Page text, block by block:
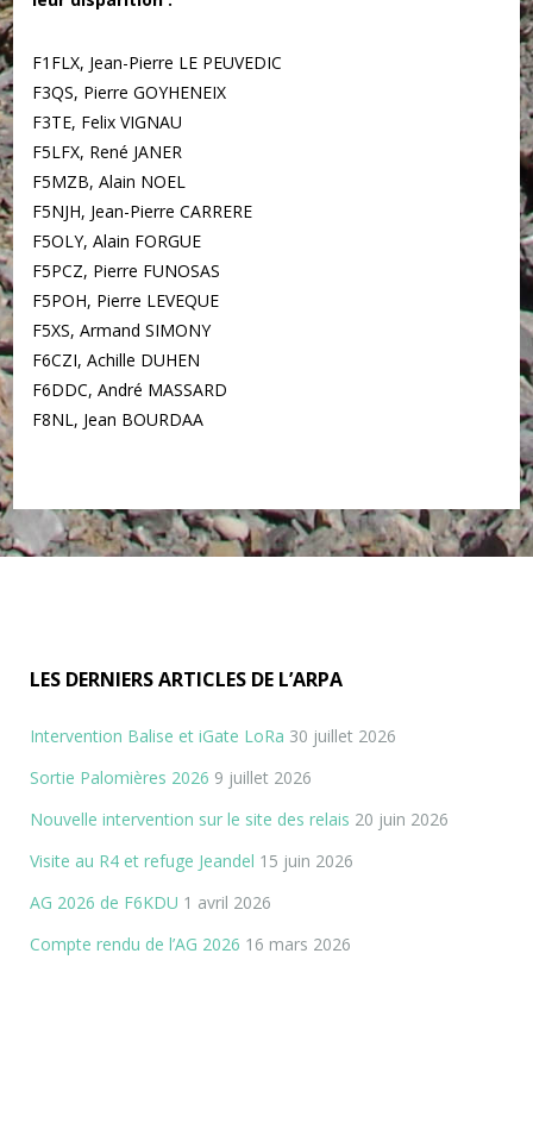
F1FLX, Jean-Pierre LE PEUVEDIC
F3QS, Pierre GOYHENEIX
F3TE, Felix VIGNAU
F5LFX, René JANER
F5MZB, Alain NOEL
F5NJH, Jean-Pierre CARRERE
F5OLY, Alain FORGUE
F5PCZ, Pierre FUNOSAS
F5POH, Pierre LEVEQUE
F5XS, Armand SIMONY
F6CZI, Achille DUHEN
F6DDC, André MASSARD
F8NL, Jean BOURDAA
LES DERNIERS ARTICLES DE L’ARPA
Intervention Balise et iGate LoRa 30 juillet 2026
Sortie Palomières 2026 9 juillet 2026
Nouvelle intervention sur le site des relais 20 juin 2026
Visite au R4 et refuge Jeandel 15 juin 2026
AG 2026 de F6KDU 1 avril 2026
Compte rendu de l’AG 2026 16 mars 2026